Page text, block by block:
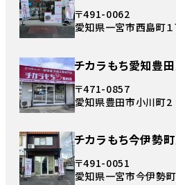
〒491-0062
愛知県一宮市西島町１
チカラもち愛知豊
〒471-0857
愛知県豊田市小川町
チカラもち今伊勢
〒491-0051
愛知県一宮市今伊勢